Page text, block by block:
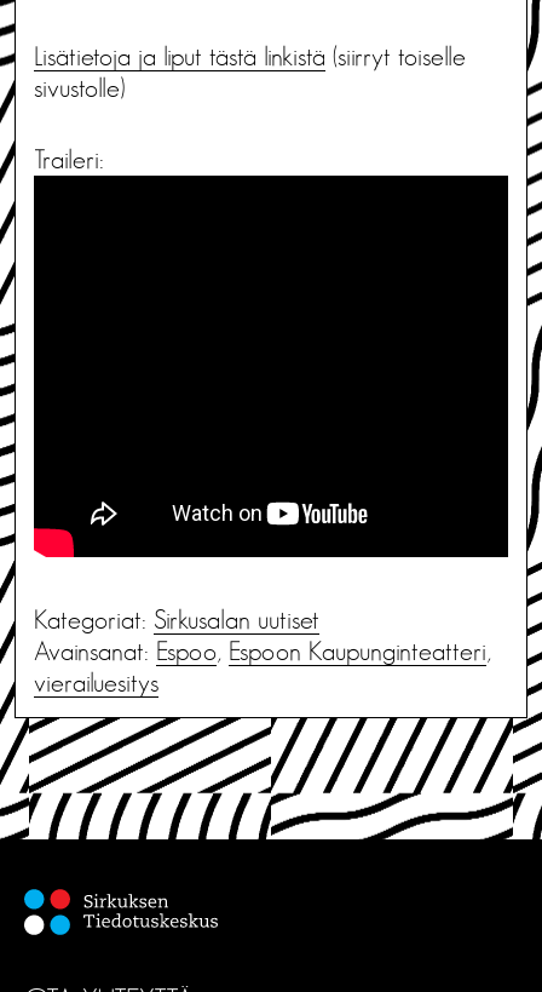
Lisätietoja ja liput tästä linkistä (siirryt toiselle
sivustolle)
Traileri:
Kategoriat: Sirkusalan uutiset
Avainsanat: Espoo, Espoon Kaupunginteatteri,
vierailuesitys